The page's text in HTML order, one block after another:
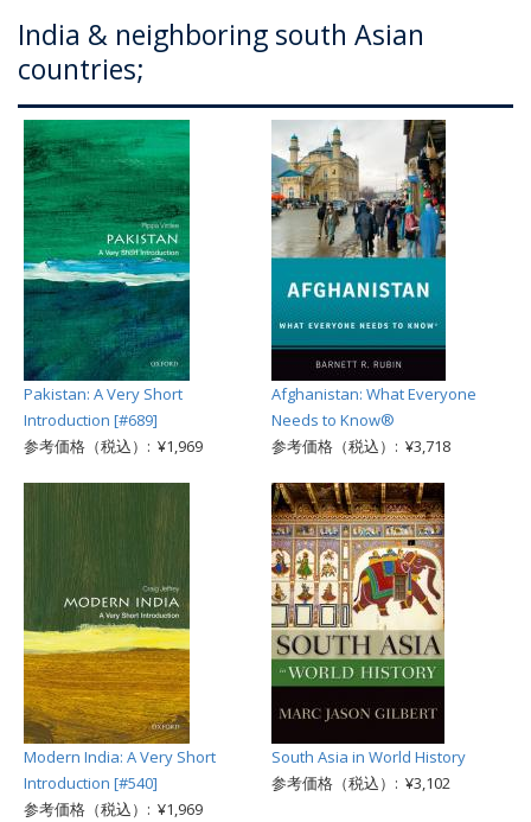
India & neighboring south Asian
countries;
Pakistan: A Very Short
Introduction [#689]
参考価格（税込）: ¥1,969
Afghanistan: What Everyone
Needs to Know®
参考価格（税込）: ¥3,718
Modern India: A Very Short
Introduction [#540]
参考価格（税込）: ¥1,969
South Asia in World History
参考価格（税込）: ¥3,102